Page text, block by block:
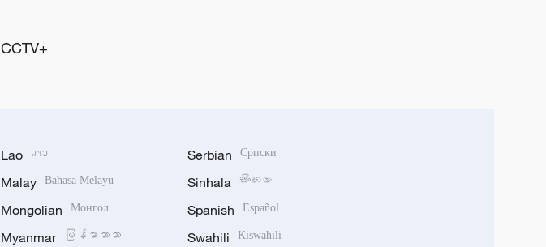
CCTV+
Lao ລາວ
Malay Bahasa Melayu
Mongolian Монгол
Myanmar မြန်မာဘာသာ
Serbian Српски
Sinhala සිංහල
Spanish Español
Swahili Kiswahili